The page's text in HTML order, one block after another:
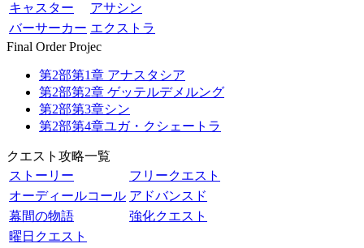
キャスター
アサシン
バーサーカー エクストラ
Final Order Projec
第2部第1章 アナスタシア
第2部第2章 ゲッテルデメルング
第2部第3章シン
第2部第4章ユガ・クシェートラ
クエスト攻略一覧
ストーリー
フリークエスト
オーディールコール アドバンスド
幕間の物語
強化クエスト
曜日クエスト